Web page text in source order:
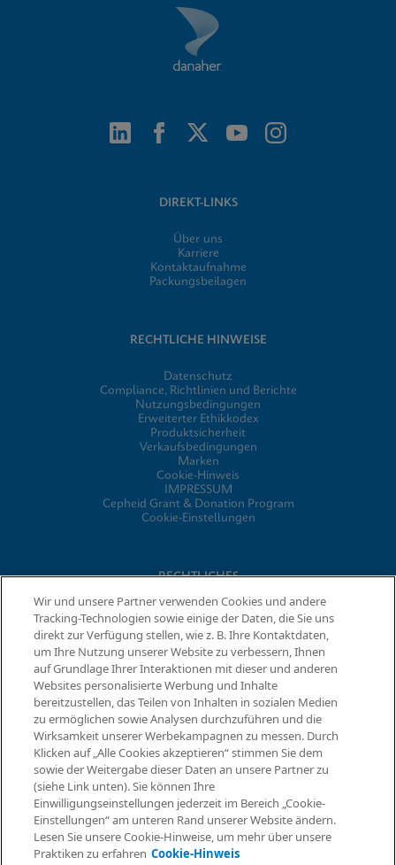
DIREKT-LINKS
Über uns
Karriere
Kontaktaufnahme
Packungsbeilagen
RECHTLICHE HINWEISE
Datenschutz
Compliance, Richtlinien und Berichte
Nutzungsbedingungen
Erweiterter Ethikkodex
Produktsicherheit
Verkaufsbedingungen
Marken
Cookie-Hinweis
IMPRESSUM
Cepheid Grant & Donation Program
Cookie-Einstellungen
RECHTLICHES
Datenschutzvereinbarung
Partner-Gemeinschaften
Allgemeine Geschäftsbedingungen für Informationssicherheit
© 2026 Cepheid. Cepheid®, das Cepheid-Logo, GeneXpert®,
Xpert® und I-CORE® sind Marken von Cepheid, die in den USA
und anderen Ländern eingetragen sind.
Wir und unsere Partner verwenden Cookies und andere
Tracking-Technologien sowie einige der Daten, die Sie uns
direkt zur Verfügung stellen, wie z. B. Ihre Kontaktdaten,
um Ihre Nutzung unserer Website zu verbessern, Ihnen
auf Grundlage Ihrer Interaktionen mit dieser und anderen
Websites personalisierte Werbung und Inhalte
bereitzustellen, das Teilen von Inhalten in sozialen Medien
zu ermöglichen sowie Analysen durchzuführen und die
Wirksamkeit unserer Werbekampagnen zu messen. Durch
Klicken auf „Alle Cookies akzeptieren“ stimmen Sie dem
sowie der Weitergabe dieser Daten an unsere Partner zu
(siehe Link unten). Sie können Ihre
Einwilligungseinstellungen jederzeit im Bereich „Cookie-
Einstellungen“ am unteren Rand unserer Website ändern.
Lesen Sie unsere Cookie-Hinweise, um mehr über unsere
Praktiken zu erfahren Cookie-Hinweis